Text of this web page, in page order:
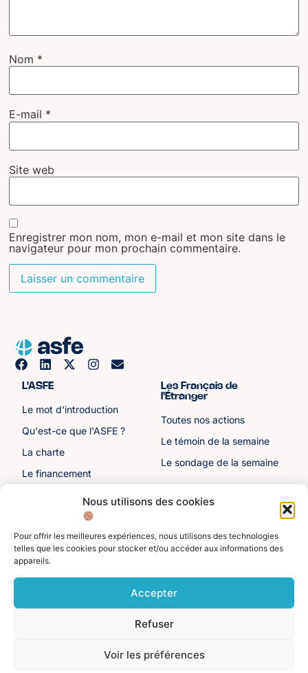
Nous utilisons des cookies
Pour offrir les meilleures expériences, nous utilisons des technologies
telles que les cookies pour stocker et/ou accéder aux informations des
appareils.
Accepter
Refuser
Voir les préférences
Nom *
E-mail *
Site web
Enregistrer mon nom, mon e-mail et mon site dans le
navigateur pour mon prochain commentaire.
L'ASFE
Le mot d'introduction
Qu'est-ce que l'ASFE ?
La charte
Le financement
Les sénateurs
Les Français de
l'Étranger
Toutes nos actions
Le témoin de la semaine
Le sondage de la semaine
Autre liens
Toutes les ressources
Contactez-nous
Divers
personnelles
Mentions légales